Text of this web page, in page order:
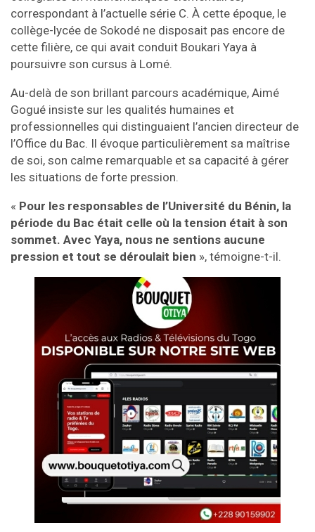
correspondant à l’actuelle série C. À cette époque, le
collège-lycée de Sokodé ne disposait pas encore de
cette filière, ce qui avait conduit Boukari Yaya à
poursuivre son cursus à Lomé.
Au-delà de son brillant parcours académique, Aimé
Gogué insiste sur les qualités humaines et
professionnelles qui distinguaient l’ancien directeur de
l’Office du Bac. Il évoque particulièrement sa maîtrise
de soi, son calme remarquable et sa capacité à gérer
les situations de forte pression.
« Pour les responsables de l’Université du Bénin, la
période du Bac était celle où la tension était à son
sommet. Avec Yaya, nous ne sentions aucune
pression et tout se déroulait bien », témoigne-t-il.